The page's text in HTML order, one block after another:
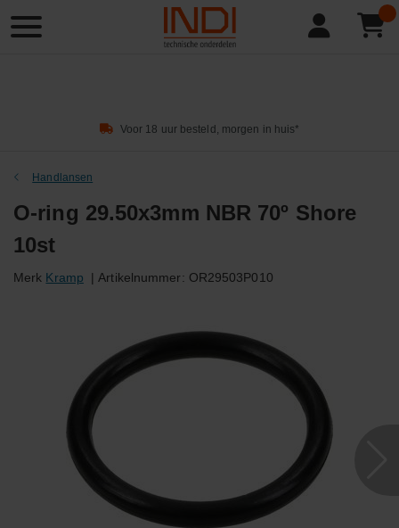
Product
zoeken
Voor 18 uur besteld, morgen in huis*
Handlansen
O-ring 29.50x3mm NBR 70º Shore
10st
Merk Kramp | Artikelnummer: OR29503P010